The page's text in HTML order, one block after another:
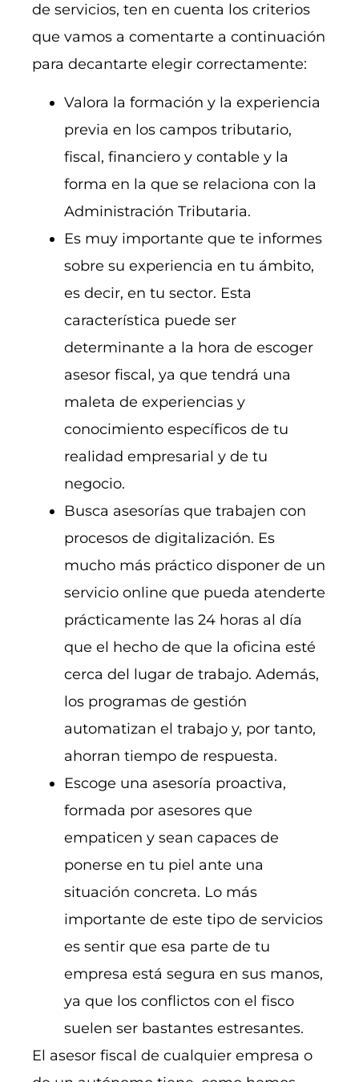
de servicios, ten en cuenta los criterios
que vamos a comentarte a continuación
para decantarte elegir correctamente:
Valora la formación y la experiencia
previa en los campos tributario,
fiscal, financiero y contable y la
forma en la que se relaciona con la
Administración Tributaria.
Es muy importante que te informes
sobre su experiencia en tu ámbito,
es decir, en tu sector. Esta
característica puede ser
determinante a la hora de escoger
asesor fiscal, ya que tendrá una
maleta de experiencias y
conocimiento específicos de tu
realidad empresarial y de tu
negocio.
Busca asesorías que trabajen con
procesos de digitalización. Es
mucho más práctico disponer de un
servicio online que pueda atenderte
prácticamente las 24 horas al día
que el hecho de que la oficina esté
cerca del lugar de trabajo. Además,
los programas de gestión
automatizan el trabajo y, por tanto,
ahorran tiempo de respuesta.
Escoge una asesoría proactiva,
formada por asesores que
empaticen y sean capaces de
ponerse en tu piel ante una
situación concreta. Lo más
importante de este tipo de servicios
es sentir que esa parte de tu
empresa está segura en sus manos,
ya que los conflictos con el fisco
suelen ser bastantes estresantes.
El asesor fiscal de cualquier empresa o